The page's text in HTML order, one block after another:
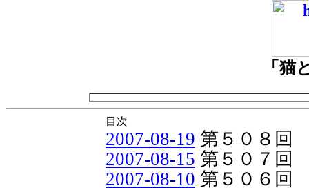
「猫
目次
2007-08-19 第５０８回
2007-08-15 第５０７回
2007-08-10 第５０６回